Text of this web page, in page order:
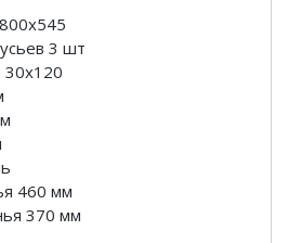
3 шт
30х120
460 мм
370 мм